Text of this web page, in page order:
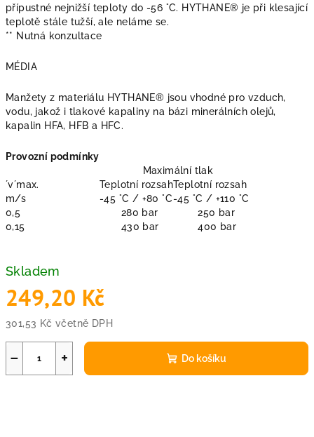
přípustné nejnižší teploty do -56 °C. HYTHANE® je při klesající
teplotě stále tužší, ale neláme se.
** Nutná konzultace
MÉDIA
Manžety z materiálu HYTHANE® jsou vhodné pro vzduch,
vodu, jakož i tlakové kapaliny na bázi minerálních olejů,
kapalin HFA, HFB a HFC.
Provozní podmínky
Maximální tlak
´v´max.
Teplotní rozsahTeplotní rozsah
m/s
-45 °C / +80 °C-45 °C / +110 °C
0,5
280 bar
250 bar
0,15
430 bar 400 bar
Skladem
249,20 Kč
301,53 Kč včetně DPH
+
− Do košíku